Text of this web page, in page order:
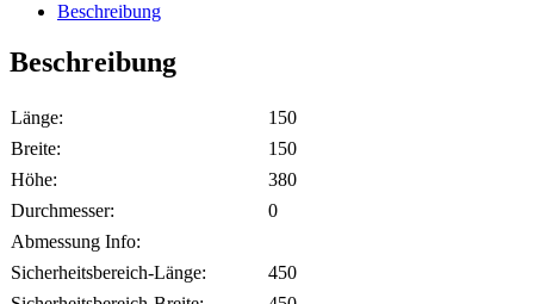
Beschreibung
Beschreibung
Länge:
150
Breite:
150
Höhe:
380
Durchmesser:
0
Abmessung Info:
Sicherheitsbereich-Länge:
450